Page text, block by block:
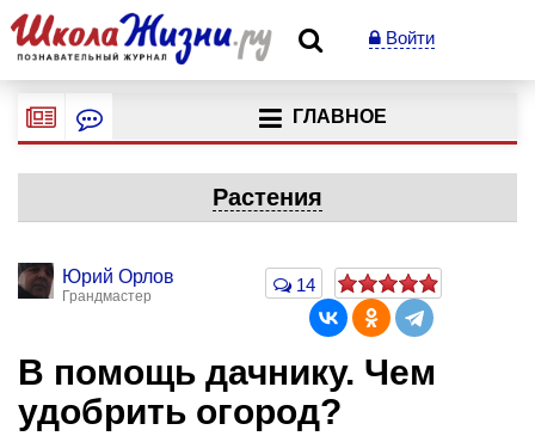
Войти
ГЛАВНОЕ
Растения
Юрий Орлов
Грандмастер
14
В помощь дачнику. Чем
удобрить огород?